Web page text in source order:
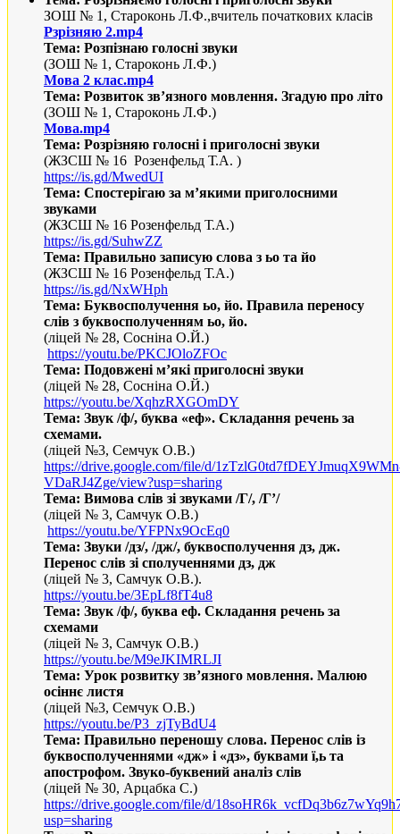
ЗОШ № 1, Староконь Л.Ф.,вчитель початкових класів
Рзрізняю 2.mp4
Тема: Розпізнаю голосні звуки
(ЗОШ № 1, Староконь Л.Ф.)
Мова 2 клас.mp4
Тема: Розвиток зв’язного мовлення. Згадую про літо
(ЗОШ № 1, Староконь Л.Ф.)
Мова.mp4
Тема: Розрізняю голосні і приголосні звуки
(ЖЗСШ № 16 Розенфельд Т.А. )
https://is.gd/MwedUI
Тема: Спостерігаю за м’якими приголосними
звуками
(ЖЗСШ № 16 Розенфельд Т.А.)
https://is.gd/SuhwZZ
Тема: Правильно записую слова з ьо та йо
(ЖЗСШ № 16 Розенфельд Т.А.)
https://is.gd/NxWHph
Тема: Буквосполучення ьо, йо. Правила переносу
слів з буквосполученням ьо, йо.
(ліцей № 28, Сосніна О.Й.)
https://youtu.be/PKCJOloZFOc
Тема: Подовжені м’які приголосні звуки
(ліцей № 28, Сосніна О.Й.)
https://youtu.be/XqhzRXGOmDY
Тема: Звук /ф/, буква «еф». Складання речень за
схемами.
(ліцей №3, Семчук О.В.)
https://drive.google.com/file/d/
VDaRJ4Zge/view?usp=sharing
Тема: Вимова слів зі звуками /Г/, /Г’/
(ліцей № 3, Самчук О.В.)
https://youtu.be/YFPNx9OcEq0
Тема: Звуки /дз/, /дж/, буквосполучення дз, дж.
Перенос слів зі сполученнями дз, дж
(ліцей № 3, Самчук О.В.).
https://youtu.be/3EpLf8fT4u8
Тема: Звук /ф/, буква еф. Складання речень за
схемами
(ліцей № 3, Самчук О.В.)
https://youtu.be/M9eJKIMRLJI
Тема: Урок розвитку зв’язного мовлення. Малюю
осіннє листя
(ліцей №3, Семчук О.В.)
https://youtu.be/P3_zjTyBdU4
Тема: Правильно переношу слова. Перенос слів із
буквосполученнями «дж» і «дз», буквами ї,ь та
апострофом. Звуко-буквений аналіз слів
(ліцей № 30, Арцабка С.)
https://drive.google.com/file/d/18soHR6k vcfDq3b6z7wYq9h
usp=sharing